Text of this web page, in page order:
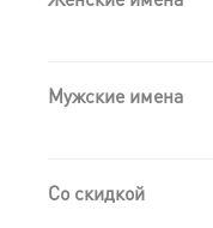
Мужские имена
Со скидкой